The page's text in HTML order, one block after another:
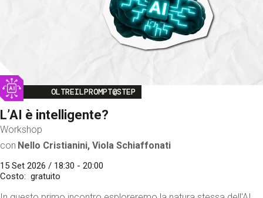
Image
OLTREILPROMPT@STEP
L’AI è intelligente?
Workshop
con Nello Cristianini, Viola Schiaffonati
15 Set 2026 / 18:30 - 20:00
Costo
gratuito